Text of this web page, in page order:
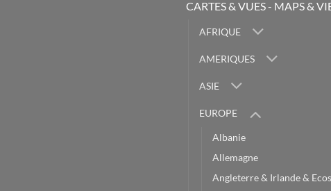
CARTES & VUES - MAPS &
AFRIQUE
AMERIQUES
ASIE
EUROPE
Albanie
Allemagne
Angleterre & Irlande &